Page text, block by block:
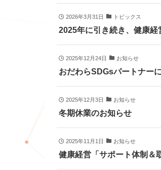
2026年3月31日 トピックス
2025年に引き続き、健康経
2025年12月24日 お知らせ
おだわらSDGsパートナー
2025年12月3日 お知らせ
冬期休業のお知らせ
2025年11月1日 お知らせ
健康経営「サポート体制＆